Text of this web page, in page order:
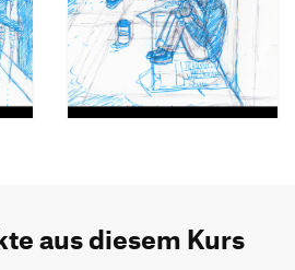
aus diesem Kurs